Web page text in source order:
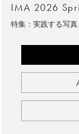
IMA 2026
特集：実践する写